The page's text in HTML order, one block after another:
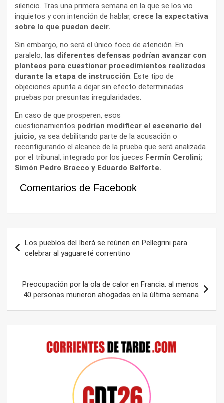
silencio. Tras una primera semana en la que se los vio
inquietos y con intención de hablar, crece la expectativa
sobre lo que puedan decir.
Sin embargo, no será el único foco de atención. En
paralelo, las diferentes defensas podrían avanzar con
planteos para cuestionar procedimientos realizados
durante la etapa de instrucción. Este tipo de
objeciones apunta a dejar sin efecto determinadas
pruebas por presuntas irregularidades.
En caso de que prosperen, esos
cuestionamientos podrían modificar el escenario del
juicio, ya sea debilitando parte de la acusación o
reconfigurando el alcance de la prueba que será analizada
por el tribunal, integrado por los jueces Fermín Cerolini;
Simón Pedro Bracco y Eduardo Belforte.
Comentarios de Facebook
de
entradas
Los pueblos del Iberá se reúnen en Pellegrini para
celebrar al yaguareté correntino
Preocupación por la ola de calor en Francia: al menos
40 personas murieron ahogadas en la última semana